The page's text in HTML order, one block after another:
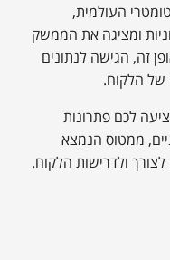
העולמית,
ומציגה את הממשק
זה, הגישה לנתונים
של הלקוח.
לכם פתרונות
ממטוס הנמצא
ולדרישות הלקוח.